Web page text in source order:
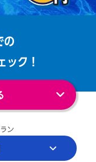
の
ック！
ン